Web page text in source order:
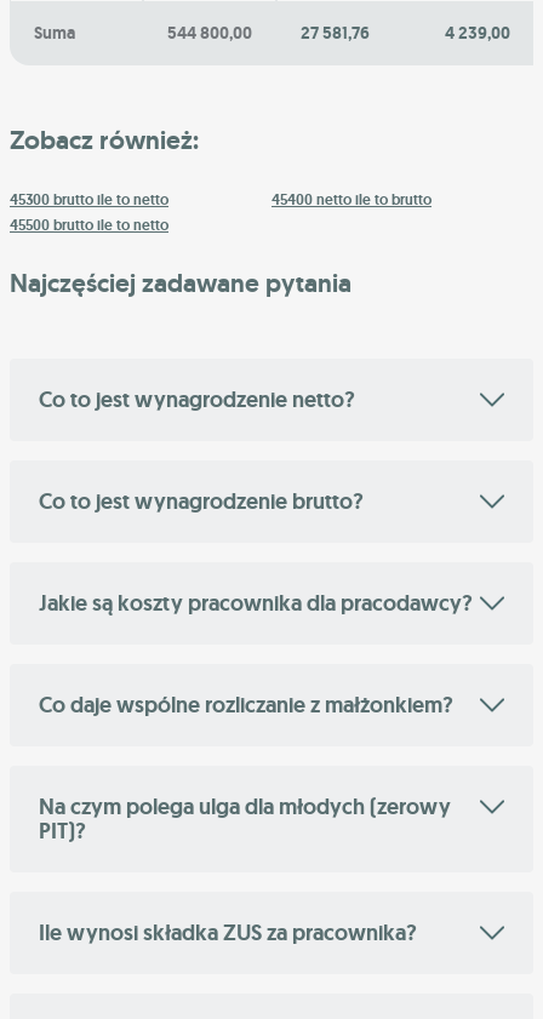
Suma 544 800,00 27 581,76 4 239,00
Zobacz również:
45300 brutto ile to netto
45400 netto ile to brutto
45500 brutto ile to netto
Najczęściej zadawane pytania
Co to jest wynagrodzenie netto?
Co to jest wynagrodzenie brutto?
Jakie są koszty pracownika dla pracodawcy?
Co daje wspólne rozliczanie z małżonkiem?
Na czym polega ulga dla młodych (zerowy
PIT)?
Ile wynosi składka ZUS za pracownika?